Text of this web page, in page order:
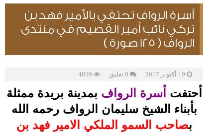
أسرة الرواف تحتفي بالأمير فهد بن
تركي نائب أمير القصيم في منتدى
الرواف ( 125 صورة )
أحتفت أسرة الرواف بمدينة بريدة ممثلة
بأبناء الشيخ سليمان الرواف رحمه الله
بصاحب السمو الملكي الامير فهد بن